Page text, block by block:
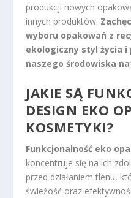
produkcji nowych
innych produktów.
wyboru opakowań z
ekologiczny styl życia i
naszego środowiska
JAKIE SĄ
DESIGN EKO
KOSMETYKI?
Funkcjonalność eko
koncentruje się na ich
przed działaniem tlenu,
świeżość oraz